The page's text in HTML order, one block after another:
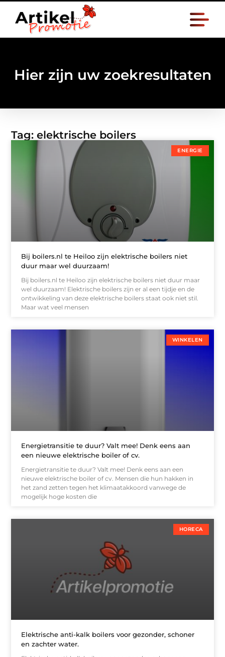
Hier zijn uw zoekresultaten
Tag: elektrische boilers
ENERGIE
Bij boilers.nl te Heiloo zijn elektrische boilers niet
duur maar wel duurzaam!
Bij boilers.nl te Heiloo zijn elektrische boilers niet duur maar
wel duurzaam! Elektrische boilers zijn er al een tijdje en de
ontwikkeling van deze elektrische boilers staat ook niet stil.
Maar wat veel mensen
WINKELEN
Energietransitie te duur? Valt mee! Denk eens aan
een nieuwe elektrische boiler of cv.
Energietransitie te duur? Valt mee! Denk eens aan een
nieuwe elektrische boiler of cv. Mensen die hun hakken in
het zand zetten tegen het klimaatakkoord vanwege de
mogelijk hoge kosten die
HORECA
Elektrische anti-kalk boilers voor gezonder, schoner
en zachter water.